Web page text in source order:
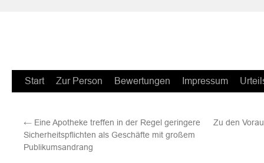
Zum
springen
Start Zur Person Bewertungen Impressum
← Eine Apotheke treffen in der Regel geringere
Sicherheitspflichten als Geschäfte mit großem
Publikumsandrang
Zu den